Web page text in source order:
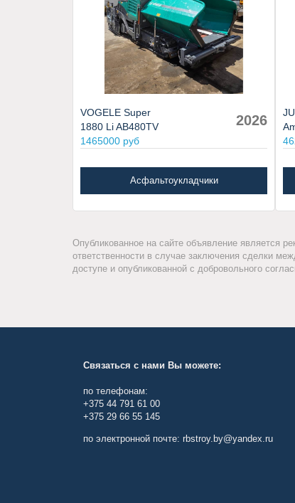
VOGELE Super
1880 Li AB480TV
1465000 руб
2026
Асфальтоукладчики
Опубликованное на сайте объявление является
ответственности в случае заключения сделки
доступе и опубликованной с добровольного
Связаться с нами Вы можете:
по телефонам:
+375 44 791 61 00
+375 29 66 55 145
по электронной почте: rbstroy.by@yandex.ru